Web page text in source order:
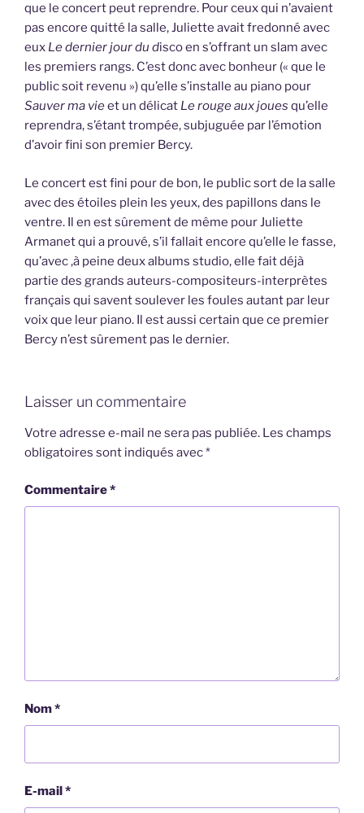
que le concert peut reprendre. Pour ceux qui n’avaient
pas encore quitté la salle, Juliette avait fredonné avec
eux Le dernier jour du disco en s’offrant un slam avec
les premiers rangs. C’est donc avec bonheur (« que le
public soit revenu ») qu’elle s’installe au piano pour
Sauver ma vieet un délicat Le rouge aux joues qu’elle
reprendra, s’étant trompée, subjuguée par l’émotion
d’avoir fini son premier Bercy.
Le concert est fini pour de bon, le public sort de la salle
avec des étoiles plein les yeux, des papillons dans le
ventre. Il en est sûrement de même pour Juliette
Armanet qui a prouvé, s’il fallait encore qu’elle le fasse,
qu’avec ,à peine deux albums studio, elle fait déjà
partie des grands auteurs-compositeurs-interprètes
français qui savent soulever les foules autant par leur
voix que leur piano. Il est aussi certain que ce premier
Bercy n’est sûrement pas le dernier.
Laisser un commentaire
Votre adresse e-mail ne sera pas publiée. Les champs
obligatoires sont indiqués avec*
Commentaire*
Nom*
E-mail*